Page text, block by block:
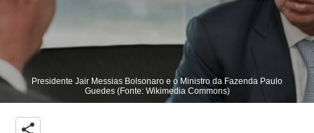
Presidente Jair Messias Bolsonaro e o Ministro da Fazenda Paulo
Guedes (Fonte: Wikimedia Commons)
share